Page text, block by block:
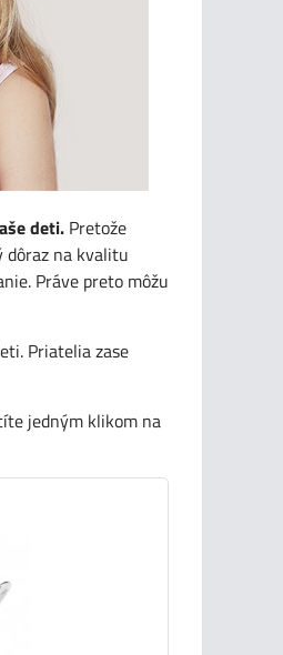
deti. Pretože
dôraz na kvalitu
Práve preto môžu
Priatelia zase
jedným klikom na